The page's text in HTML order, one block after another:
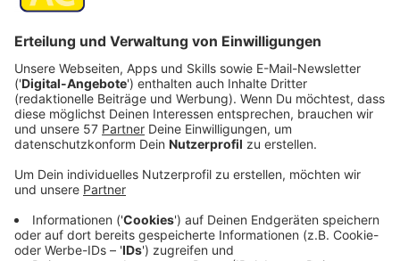
Veröffentlicht:
Nur die Braut überlebt und schwört sich Rache zu
nehmen. Die erste „Furie“ erweckt zum Leben. Das
Mutter auf die Tochter über. Seit dieser Zeit hat es
Bis an dem Tag, an dem der Vater von Lyna (Lina El
Arabi) durch die Machenschaften der Familie von